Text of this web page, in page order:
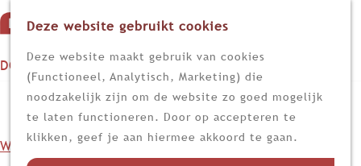
Deze website gebruikt cookies
Deze website maakt gebruik van cookies
(Functioneel, Analytisch, Marketing) die
noodzakelijk zijn om de website zo goed mogelijk
te laten functioneren. Door op accepteren te
klikken, geef je aan hiermee akkoord te gaan.
G
n
d
e
n
u
Z
o
e
k
e
n
DOEN
Op stap
Kijk, lees en luister
WETEN
Blog | De Romeinse invloed
op kerst